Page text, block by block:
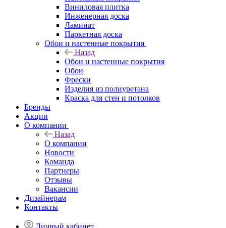
Виниловая плитка
Инженерная доска
Ламинат
Паркетная доска
Обои и настенные покрытия
Назад
Обои и настенные покрытия
Обои
Фрески
Изделия из полиуретана
Краска для стен и потолков
Бренды
Акции
О компании
Назад
О компании
Новости
Команда
Партнеры
Отзывы
Вакансии
Дизайнерам
Контакты
Личный кабинет